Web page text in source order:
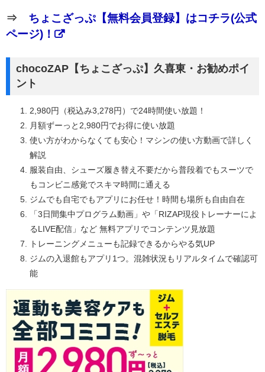
⇒ ちょこざっぷ【無料会員登録】はコチラ(公式
ページ)！
chocoZAP【ちょこざっぷ】久喜東・お勧めポイ
ント
2,980円（税込み3,278円）で24時間使い放題！
月額ずーっと2,980円でお得に使い放題
使い方がわからなくても安心！マシンの使い方動画で詳しく
解説
服装自由、シューズ履き替え不要だから普段着でもスーツで
もコンビニ感覚でスキマ時間に通える
ジムでも自宅でもアプリにお任せ！時間も場所も自由自在
「3日間集中プログラム動画」や「RIZAP現役トレーナーによ
るLIVE配信」など 無料アプリでコンテンツ見放題
トレーニングメニューも記録できるからやる気UP
ジムの入退館もアプリ1つ。混雑状況もリアルタイムで確認可
能